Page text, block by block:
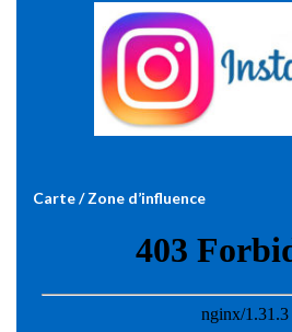
Carte / Zone d’influence